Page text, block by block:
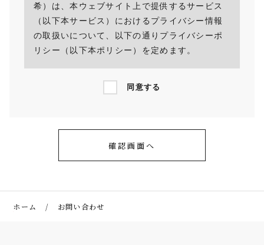
希）は、本ウェブサイト上で提供するサービス
（以下本サービス）におけるプライバシー情報
の取扱いについて、以下の通りプライバシーポ
リシー（以下本ポリシー）を定めます。
は、個人情報保護法にいう「個人情報」を
同意する
ホーム お問い合わせ